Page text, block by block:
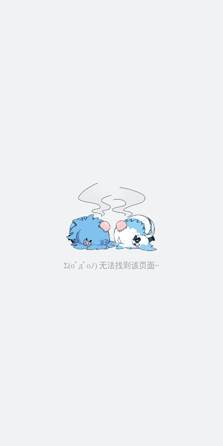
Σ(oﾟдﾟoﾉ) 无法找到该页面~